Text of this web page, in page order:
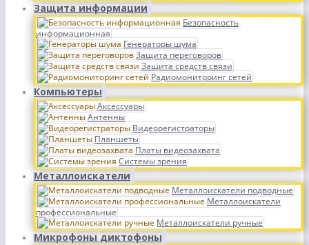
Защита информации
Безопасность
информационная
Генераторы шума
Защита переговоров
Защита средств связи
Радиомониторинг сетей
Компьютеры
Аксессуары
Антенны
Видеорегистраторы
Планшеты
Платы видеозахвата
Системы зрения
Металлоискатели
Металлоискатели подводные
Металлоискатели
профессиональные
Металлоискатели ручные
Микрофоны диктофоны